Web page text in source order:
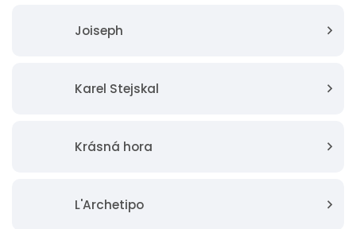
Joiseph
Karel Stejskal
Krásná hora
L'Archetipo